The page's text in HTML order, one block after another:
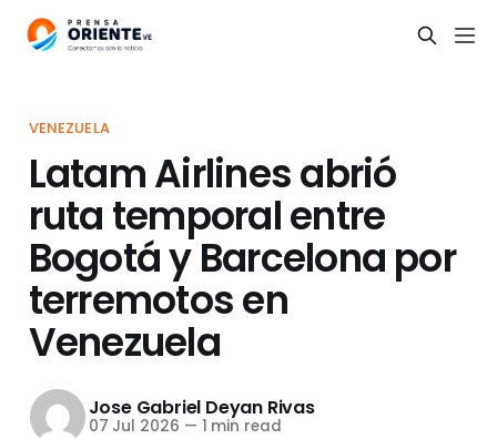
VENEZUELA
Latam Airlines abrió
ruta temporal entre
Bogotá y Barcelona por
terremotos en
Venezuela
Jose Gabriel Deyan Rivas
07 Jul 2026 — 1 min read